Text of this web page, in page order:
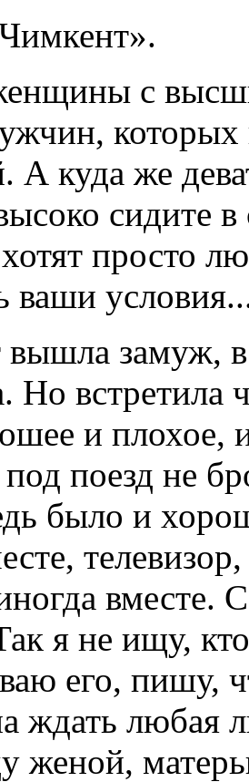
с
А куда же
сидите
просто
ваши
вышла замуж,
Но встретила
и плохое,
поезд не
было и
вместе.
я не ищу,
его, пишу,
ждать любая
женой,